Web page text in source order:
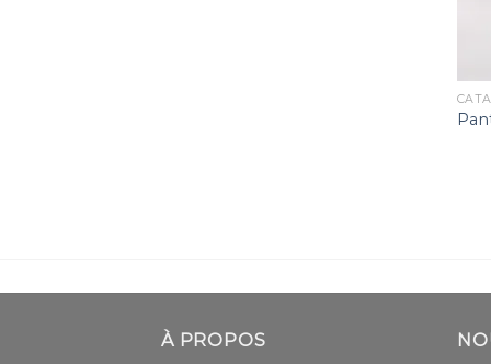
À PROPOS